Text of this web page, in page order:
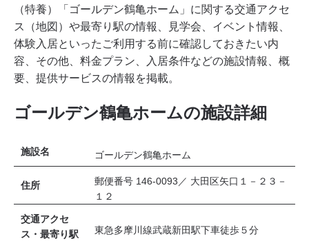
（特養）「ゴールデン鶴亀ホーム」に関する交通アクセ
ス（地図）や最寄り駅の情報、見学会、イベント情報、
体験入居といったご利用する前に確認しておきたい内
容、その他、料金プラン、入居条件などの施設情報、概
要、提供サービスの情報を掲載。
ゴールデン鶴亀ホームの施設詳細
施設名 ゴールデン鶴亀ホーム
住所
郵便番号 146-0093／ 大田区矢口１－２３－
１２
交通アクセ
ス・最寄り駅
東急多摩川線武蔵新田駅下車徒歩５分